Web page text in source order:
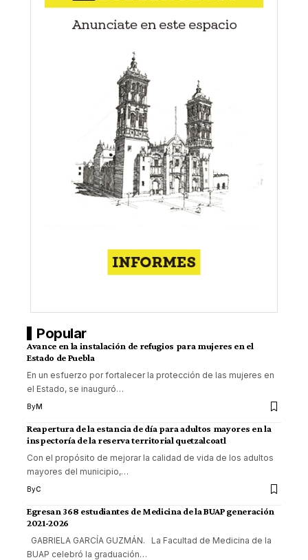
Popular
Avance en la instalación de refugios para mujeres en el
Estado de Puebla
En un esfuerzo por fortalecer la protección de las mujeres en
el Estado, se inauguró…
ByM
Reapertura de la estancia de día para adultos mayores en la
inspectoría de la reserva territorial quetzalcoatl
Con el propósito de mejorar la calidad de vida de los adultos
mayores del municipio,…
ByC
Egresan 368 estudiantes de Medicina de la BUAP generación
2021-2026
GABRIELA GARCÍA GUZMÁN. La Facultad de Medicina de la
BUAP celebró la graduación…